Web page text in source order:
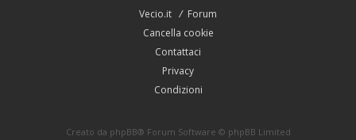
Vecio.it
Forum
Cancella cookie
Contattaci
Privacy
Condizioni
Creato da phpBB® Forum Software © phpBB Limited